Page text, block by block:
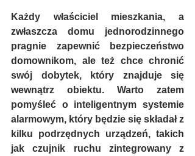
Każdy właściciel mieszkania, a
zwłaszcza domu jednorodzinnego
pragnie zapewnić bezpieczeństwo
domownikom, ale też chce chronić
swój dobytek, który znajduje się
wewnątrz obiektu. Warto zatem
pomyśleć o inteligentnym systemie
alarmowym, który będzie się składał z
kilku podrzędnych urządzeń, takich
jak czujnik ruchu zintegrowany z